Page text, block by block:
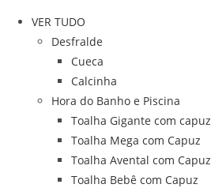
VER TUDO
Desfralde
Cueca
Calcinha
Hora do Banho e Piscina
Toalha Gigante com capuz
Toalha Mega com Capuz
Toalha Avental com Capuz
Toalha Bebê com Capuz